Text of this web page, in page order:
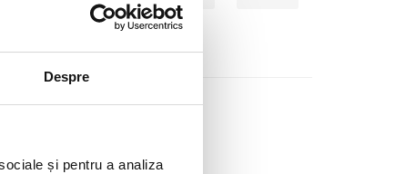
Despre
și pentru a analiza